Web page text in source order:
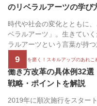
のリベラルアーツの学び
時代や社会の変化とともに
ベラルアーツ」。生きてい
ラルアーツという言葉が持つ
9
広報の腕を磨く！スキルアップのあれこ
働き方改革の具体例32
戦略・ポイントを解説
2019年に順次施行をスター